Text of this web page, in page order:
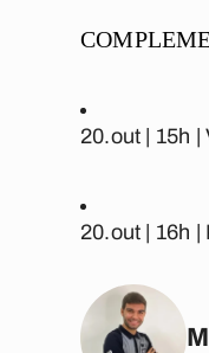
20.out | 15h |
20.out | 16h |